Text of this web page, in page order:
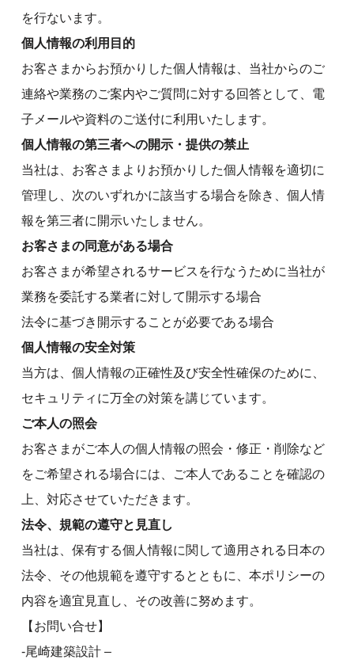
を行ないます。
個人情報の利用目的
お客さまからお預かりした個人情報は、当社からのご
連絡や業務のご案内やご質問に対する回答として、電
子メールや資料のご送付に利用いたします。
個人情報の第三者への開示・提供の禁止
当社は、お客さまよりお預かりした個人情報を適切に
管理し、次のいずれかに該当する場合を除き、個人情
報を第三者に開示いたしません。
お客さまの同意がある場合
お客さまが希望されるサービスを行なうために当社が
業務を委託する業者に対して開示する場合
法令に基づき開示することが必要である場合
個人情報の安全対策
当方は、個人情報の正確性及び安全性確保のために、
セキュリティに万全の対策を講じています。
ご本人の照会
お客さまがご本人の個人情報の照会・修正・削除など
をご希望される場合には、ご本人であることを確認の
上、対応させていただきます。
法令、規範の遵守と見直し
当社は、保有する個人情報に関して適用される日本の
法令、その他規範を遵守するとともに、本ポリシーの
内容を適宜見直し、その改善に努めます。
【お問い合せ】
-尾崎建築設計 –